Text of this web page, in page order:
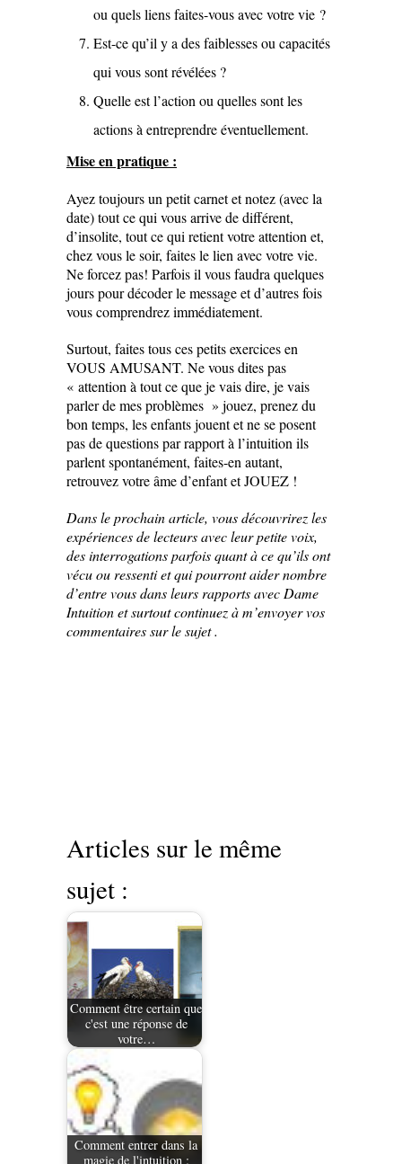
ou quels liens faites-vous avec votre vie ?
Est-ce qu’il y a des faiblesses ou capacités
qui vous sont révélées ?
Quelle est l’action ou quelles sont les
actions à entreprendre éventuellement.
Mise en pratique :
Ayez toujours un petit carnet et notez (avec la
date) tout ce qui vous arrive de différent,
d’insolite, tout ce qui retient votre attention et,
chez vous le soir, faites le lien avec votre vie.
Ne forcez pas! Parfois il vous faudra quelques
jours pour décoder le message et d’autres fois
vous comprendrez immédiatement.
Surtout, faites tous ces petits exercices en
VOUS AMUSANT. Ne vous dites pas
« attention à tout ce que je vais dire, je vais
parler de mes problèmes » jouez, prenez du
bon temps, les enfants jouent et ne se posent
pas de questions par rapport à l’intuition ils
parlent spontanément, faites-en autant,
retrouvez votre âme d’enfant et JOUEZ !
Dans le prochain article, vous découvrirez les
expériences de lecteurs avec leur petite voix,
des interrogations parfois quant à ce qu’ils ont
vécu ou ressenti et qui pourront aider nombre
d’entre vous dans leurs rapports avec Dame
Intuition et surtout continuez à m’envoyer vos
commentaires sur le sujet .
Articles sur le même
sujet :
Comment être certain que
c'est une réponse de
votre…
Comment entrer dans la
magie de l'intuition :